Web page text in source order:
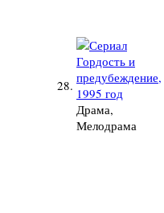
28.
Драма,
Мелодрама